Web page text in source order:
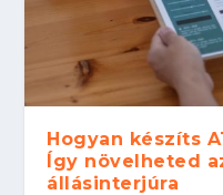
Hogyan készíts
Így növelheted
állásinterjúra